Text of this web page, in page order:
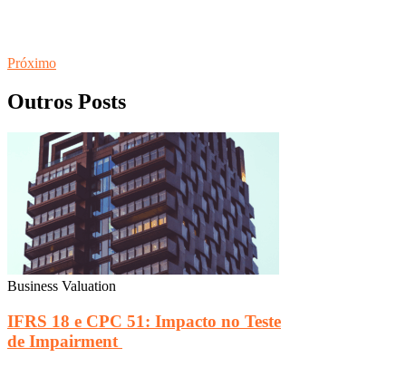
Próximo
Outros Posts
Business Valuation
IFRS 18 e CPC 51: Impacto no Teste
de Impairment